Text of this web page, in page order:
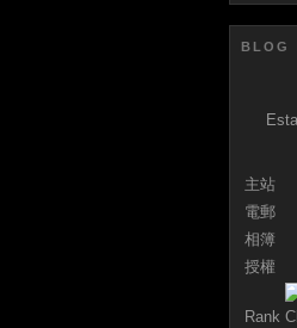
BLOG
主站
電郵
相簿
授權
Rank